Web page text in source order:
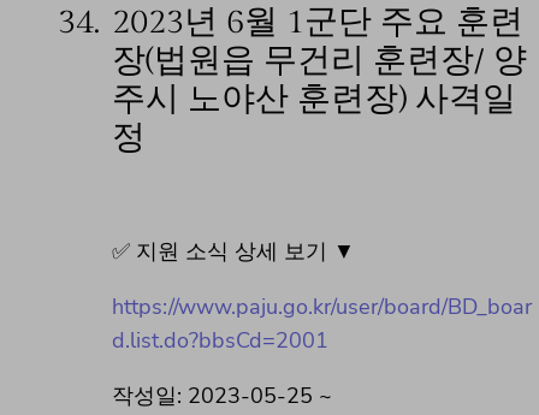
34. 2023년 6월 1군단 주요 훈련
장(법원읍 무건리 훈련장/ 양
주시 노야산 훈련장) 사격일
정
✅ 지원 소식 상세 보기 ▼
https://www.paju.go.kr/user/board/BD_boar
d.list.do?bbsCd=2001
작성일: 2023-05-25 ~